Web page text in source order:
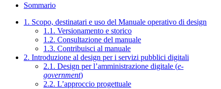
Sommario
1. Scopo, destinatari e uso del Manuale operativo di design
1.1. Versionamento e storico
1.2. Consultazione del manuale
1.3. Contribuisci al manuale
2. Introduzione al design per i servizi pubblici digitali
2.1. Design per l’amministrazione digitale (e-
government)
2.2. L’approccio progettuale